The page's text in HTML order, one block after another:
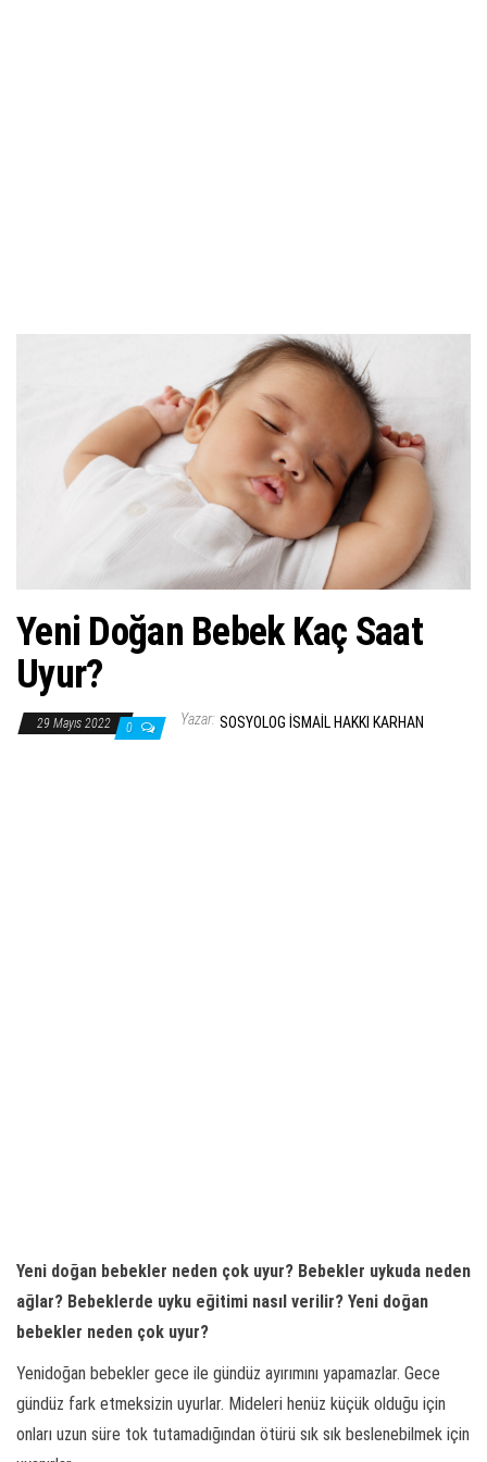
Yeni Doğan Bebek Kaç Saat
Uyur?
29 Mayıs 2022 0 Yazar: SOSYOLOG İSMAIL HAKKI KARHAN
Yeni doğan bebekler neden çok uyur? Bebekler uykuda neden
ağlar? Bebeklerde uyku eğitimi nasıl verilir? Yeni doğan
bebekler neden çok uyur?
Yenidoğan bebekler gece ile gündüz ayırımını yapamazlar. Gece
gündüz fark etmeksizin uyurlar. Mideleri henüz küçük olduğu için
onları uzun süre tok tutamadığından ötürü sık sık beslenebilmek için